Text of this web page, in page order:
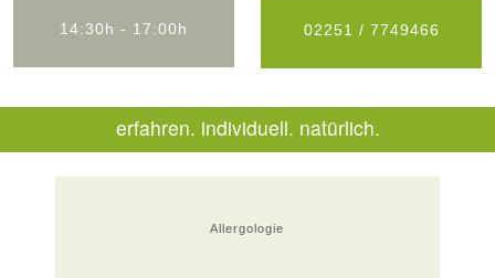
14:30h - 17:00h 02251 / 7749466
erfahren. individuell. natürlich.
Allergologie